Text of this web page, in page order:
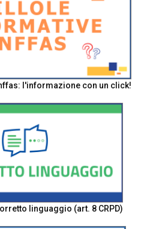
l'informazione con un click!
linguaggio (art. 8 CRPD)